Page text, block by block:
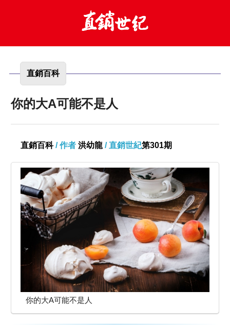
直銷百科
你的大A可能不是人
直銷百科/ 作者 洪幼龍 / 直銷世紀第301期
你的大A可能不是人